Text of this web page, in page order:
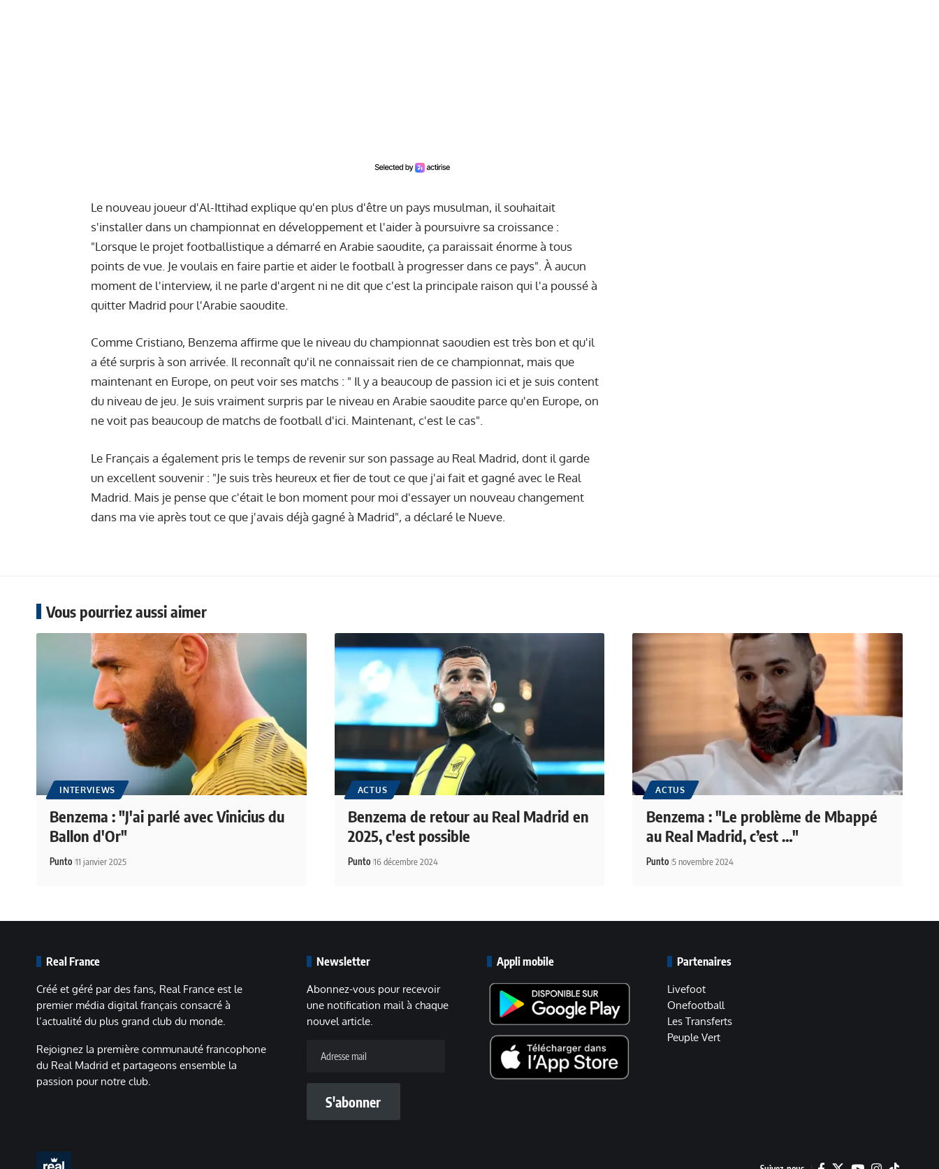
Le nouveau joueur d'Al-Ittihad explique qu'en plus d'être un pays musulman, il souhaitait
s'installer dans un championnat en développement et l'aider à poursuivre sa croissance :
"Lorsque le projet footballistique a démarré en Arabie saoudite, ça paraissait énorme à tous
points de vue. Je voulais en faire partie et aider le football à progresser dans ce pays". À aucun
moment de l'interview, il ne parle d'argent ni ne dit que c'est la principale raison qui l'a poussé à
quitter Madrid pour l'Arabie saoudite.
Comme Cristiano, Benzema affirme que le niveau du championnat saoudien est très bon et qu'il
a été surpris à son arrivée. Il reconnaît qu'il ne connaissait rien de ce championnat, mais que
maintenant en Europe, on peut voir ses matchs : " Il y a beaucoup de passion ici et je suis content
du niveau de jeu. Je suis vraiment surpris par le niveau en Arabie saoudite parce qu'en Europe, on
ne voit pas beaucoup de matchs de football d'ici. Maintenant, c'est le cas".
Le Français a également pris le temps de revenir sur son passage au Real Madrid, dont il garde
un excellent souvenir : "Je suis très heureux et fier de tout ce que j'ai fait et gagné avec le Real
Madrid. Mais je pense que c'était le bon moment pour moi d'essayer un nouveau changement
dans ma vie après tout ce que j'avais déjà gagné à Madrid", a déclaré le Nueve.
Vous pourriez aussi aimer
INTERVIEWS
Benzema : "J'ai parlé avec Vinicius du
Ballon d'Or"
Punto 11 janvier 2025
ACTUS
Benzema de retour au Real Madrid en
2025, c'est possible
Punto 16 décembre 2024
ACTUS
Benzema : "Le problème de Mbappé
au Real Madrid, c’est …"
Punto 5 novembre 2024
Real France
Créé et géré par des fans, Real France est le
premier média digital français consacré à
l’actualité du plus grand club du monde.
Rejoignez la première communauté francophone
du Real Madrid et partageons ensemble la
passion pour notre club.
Newsletter
Abonnez-vous pour recevoir
une notification mail à chaque
nouvel article.
mail
S'abonner
Appli mobile Partenaires
Livefoot
Onefootball
Les Transferts
Peuple Vert